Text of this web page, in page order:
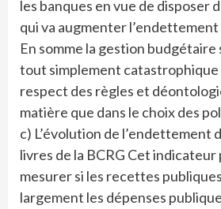
les banques en vue de disposer
qui va augmenter
En somme la gestion budgétaire
tout simplement catastrophique
respect des règles et
matière que dans le choix des
c) L’évolution de l’endettement
livres de la BCRG Cet
mesurer si les recettes
largement les dépenses